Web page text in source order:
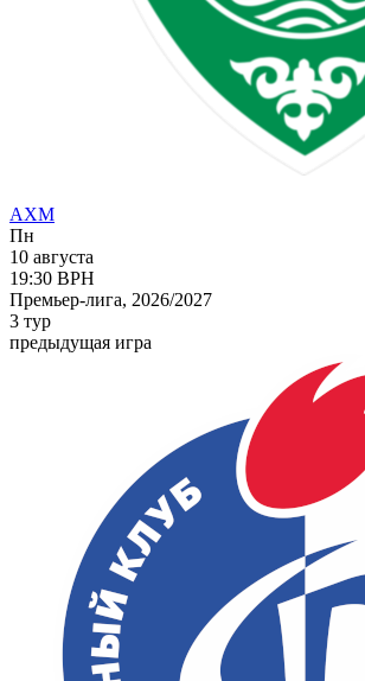
АХМ
Пн
10 августа
19:30 ВРН
Премьер-лига, 2026/2027
3 тур
предыдущая игра